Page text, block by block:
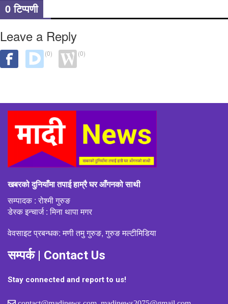
0 टिप्पणी
Leave a Reply
(0) (0)
खबरको दुनियाँमा तपाई हाम्रै घर आँगनको साथी
सम्पादक : रोश्मी गुरुङ
डेस्क इन्चार्ज : मिना थापा मगर
वेवसाइट प्रबन्धक: मणी तमु गुरुङ, गुरुङ मल्टीमिडिया
सम्पर्क | Contact Us
Stay connected and report to us!